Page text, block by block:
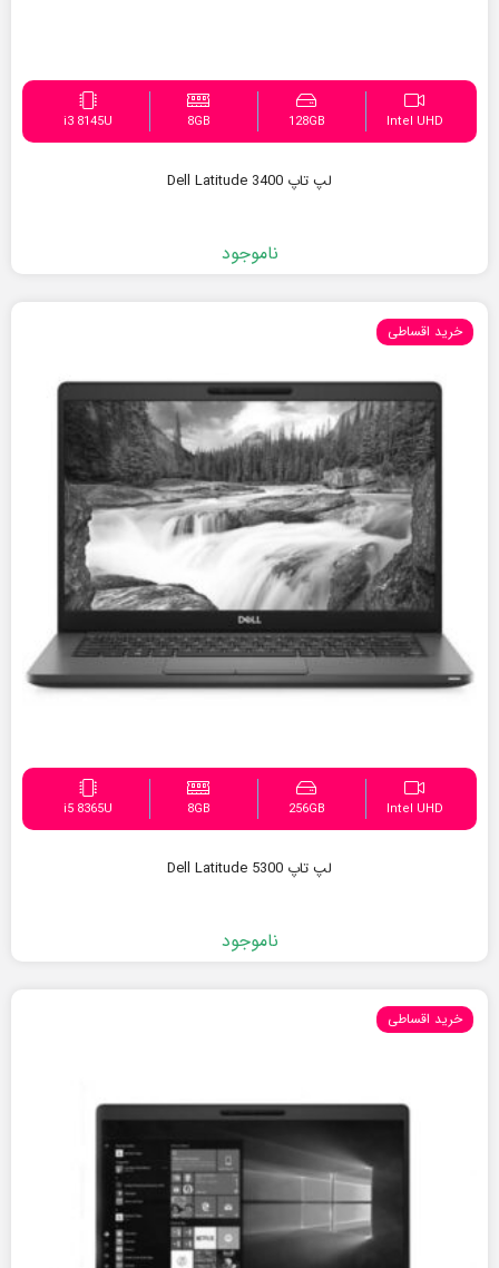
Intel UHD
128GB
8GB
i3 8145U
لپ تاپ Dell Latitude 3400
ناموجود
خرید اقساطی
Intel UHD
256GB
8GB
i5 8365U
لپ تاپ Dell Latitude 5300
ناموجود
خرید اقساطی